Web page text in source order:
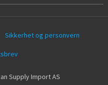
Sikkerhet og personvern
Supply Import AS